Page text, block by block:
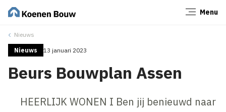
Menu
Nieuws
Nieuws 13 januari 2023
Beurs Bouwplan Assen
HEERLIJK WONEN I Ben jij benieuwd naar
Sluiten